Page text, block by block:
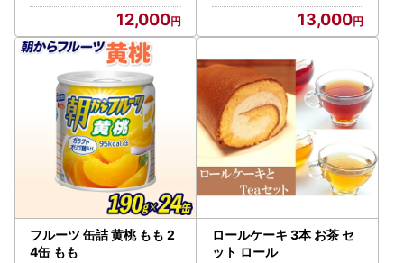
12,000 13,000
フルーツ 缶詰 黄桃 もも 2
4缶 もも
ロールケーキ 3本 お茶 セ
ット ロール